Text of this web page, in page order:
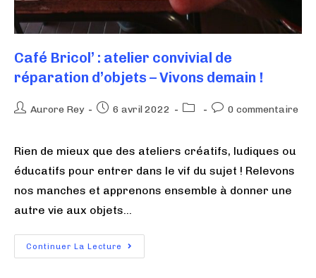
Café Bricol’ : atelier convivial de
réparation d’objets – Vivons demain !
Aurore Rey 6 avril 2022 0 commentaire
Rien de mieux que des ateliers créatifs, ludiques ou
éducatifs pour entrer dans le vif du sujet ! Relevons
nos manches et apprenons ensemble à donner une
autre vie aux objets…
Continuer La Lecture